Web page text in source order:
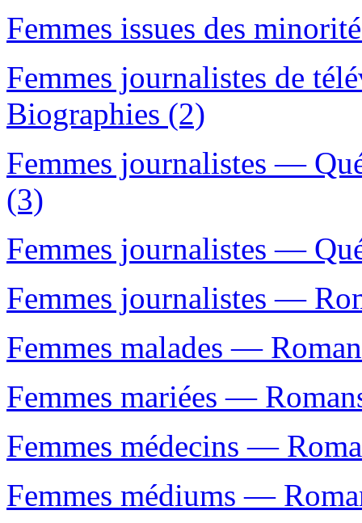
Femmes issues des
Femmes journalistes de
Biographies (2)
Femmes journalistes —
(3)
Femmes journalistes —
Femmes journalistes —
Femmes malades —
Femmes mariées —
Femmes médecins —
Femmes médiums —